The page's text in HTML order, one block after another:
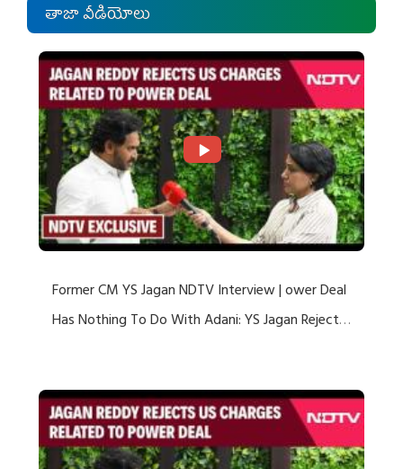
తాజా వీడియోలు
Former CM YS Jagan NDTV Interview | ower Deal
Has Nothing To Do With Adani: YS Jagan Rejects